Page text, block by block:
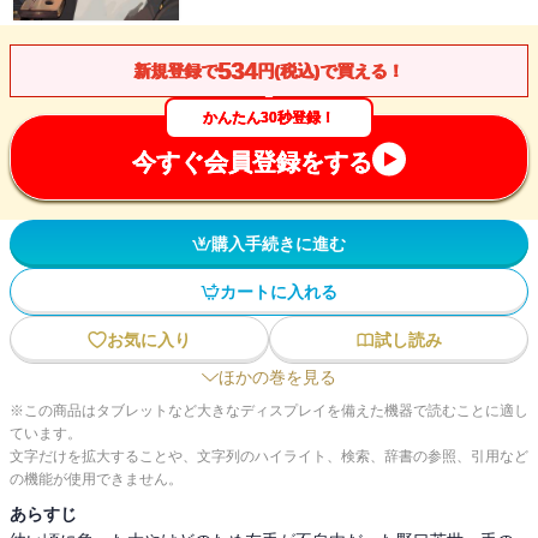
新規登録で534円(税込)で買える！
かんたん30秒登録！
今すぐ会員登録をする
購入手続きに進む
カートに入れる
お気に入り
試し読み
ほかの巻を見る
※この商品はタブレットなど大きなディスプレイを備えた機器で読むことに適し
ています。
文字だけを拡大することや、文字列のハイライト、検索、辞書の参照、引用など
の機能が使用できません。
あらすじ